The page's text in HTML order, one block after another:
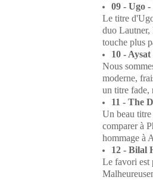
09 - Ugo -
Le titre
duo Lautner,
touche plus
10 -
Nous
moderne,
un titre fade,
11 - The
Un beau
comparer à
hommage à
12 - Bilal
Le favori est